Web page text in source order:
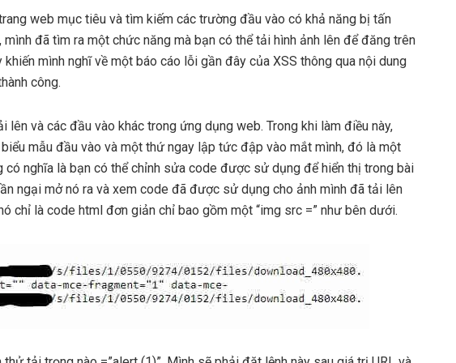
web mục tiêu và tìm kiếm các trường đầu vào có khả năng bị tấn
mình đã tìm ra một chức năng mà bạn có thể tải hình ảnh lên để đăng trên
mình nghĩ về một báo cáo lỗi gần đây của XSS thông qua nội dung
công.
lên và các đầu vào khác trong ứng dụng web. Trong khi làm điều này,
mẫu đầu vào và một thứ ngay lập tức đập vào mắt mình, đó là một
có nghĩa là bạn có thể chỉnh sửa code được sử dụng để hiển thị trong bài
ngại mở nó ra và xem code đã được sử dụng cho ảnh mình đã tải lên
chỉ là code html đơn giản chỉ bao gồm một “img src =” như bên dưới.